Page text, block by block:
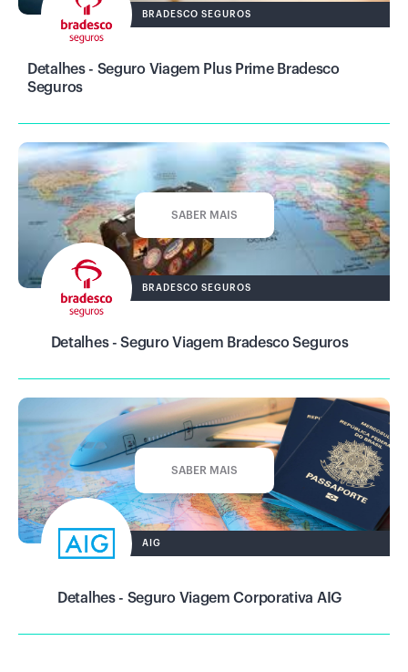
BRADESCO SEGUROS
Detalhes - Seguro Viagem Plus Prime Bradesco
Seguros
BRADESCO SEGUROS
SABER MAIS
Detalhes - Seguro Viagem Bradesco Seguros
AIG
SABER MAIS
Detalhes - Seguro Viagem Corporativa AIG